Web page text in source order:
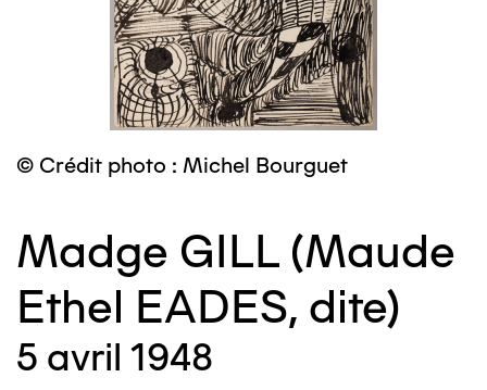
© Crédit photo : Michel Bourguet
Madge GILL (Maude
Ethel EADES, dite)
5 avril 1948